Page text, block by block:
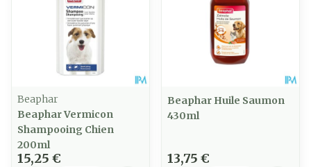
Beaphar
Beaphar Vermicon
Shampooing Chien
200ml
15,25 €
Beaphar Huile Saumon
430ml
13,75 €